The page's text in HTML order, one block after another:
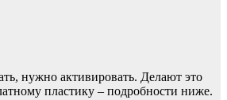
нужно активировать. Делают это
пластику – подробности ниже.